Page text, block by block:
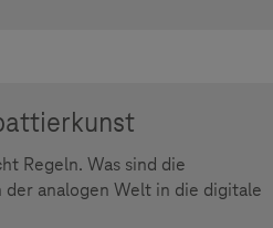
Regeln. Was sind die
analogen Welt in die digitale